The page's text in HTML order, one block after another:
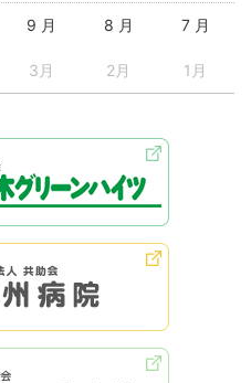
9 月 8 月 7 月
3月 2月 1月